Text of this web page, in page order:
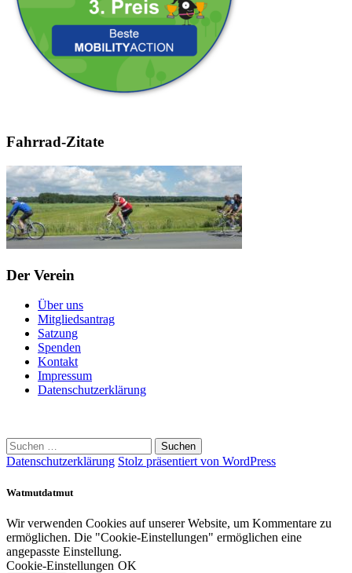
Fahrrad-Zitate
Der Verein
Über uns
Mitgliedsantrag
Satzung
Spenden
Kontakt
Impressum
Datenschutzerklärung
Suchen
nach:
Datenschutzerklärung Stolz präsentiert von WordPress
Watmutdatmut
Wir verwenden Cookies auf unserer Website, um Kommentare zu
ermöglichen. Die "Cookie-Einstellungen" ermöglichen eine
angepasste Einstellung.
Cookie-Einstellungen OK